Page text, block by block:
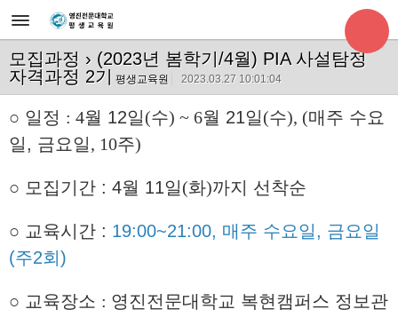
모집과정 › (2023년 봄학기/4월) PIA 사설탐정
자격과정 2기 평생교육원 2023.03.27 10:01:04
○ 일정 : 4월 12일(수) ~ 6월 21일(수), (매주 수요
일, 금요일, 10주)
○ 모집기간 : 4월 11일(화)까지 선착순
○ 교육시간 : 19:00~21:00, 매주 수요일, 금요일
(주2회)
○ 교육장소 : 영진전문대학교 복현캠퍼스 정보관